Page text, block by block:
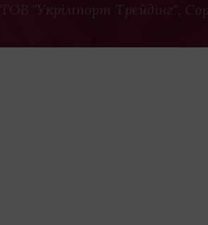
ТОВ "Укрімпорт Трейдінг",